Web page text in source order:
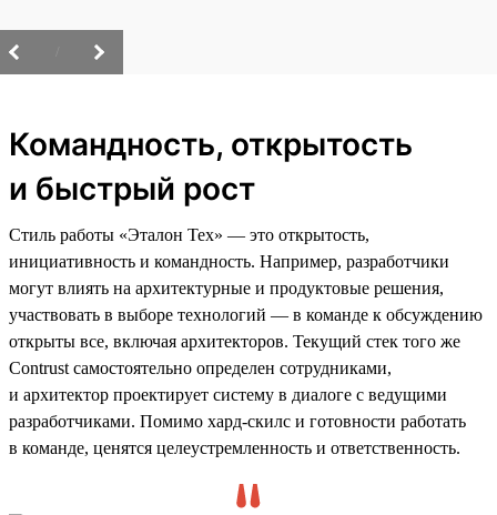
Командность, открытость
и быстрый рост
Стиль работы «Эталон Тех» — это открытость,
инициативность и командность. Например, разработчики
могут влиять на архитектурные и продуктовые решения,
участвовать в выборе технологий — в команде к обсуждению
открыты все, включая архитекторов. Текущий стек того же
Contrust самостоятельно определен сотрудниками,
и архитектор проектирует систему в диалоге с ведущими
разработчиками. Помимо хард-скилс и готовности работать
в команде, ценятся целеустремленность и ответственность.